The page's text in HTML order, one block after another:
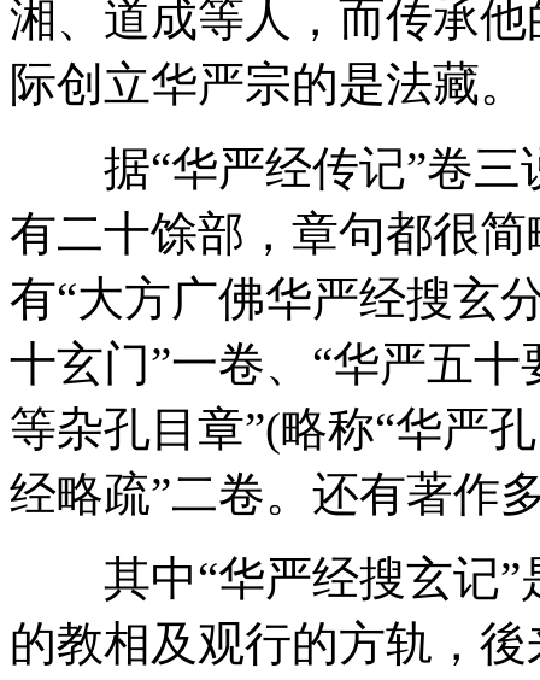
湘、道成等人，而传承
际创立华严宗的是法藏。
据“华严经传记”卷三
有二十馀部，章句都很
有“大方广佛华严经搜玄
十玄门”一卷、“华严五
等杂孔目章”(略称“华严
经略疏”二卷。还有著作
其中“华严经搜玄记”
的教相及观行的方轨，